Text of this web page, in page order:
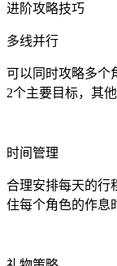
进阶攻略技巧
多线并行
可以同时攻略多个
2个主要目标，其
时间管理
合理安排每天的行
住每个角色的作息